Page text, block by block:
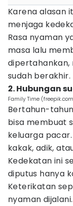
Karena alasan
menjaga
Rasa nyaman
masa lalu
dipertahankan,
sudah berakhir.
2. Hubungan
Family Time
Bertahun-
bisa membuat
keluarga
kakak, adik,
Kedekatan ini
diputus hanya
Keterikatan
nyaman